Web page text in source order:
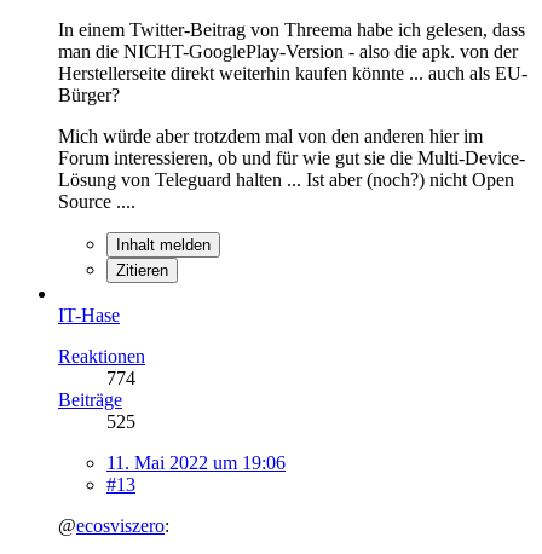
In einem Twitter-Beitrag von Threema habe ich gelesen, dass
man die NICHT-GooglePlay-Version - also die apk. von der
Herstellerseite direkt weiterhin kaufen könnte ... auch als EU-
Bürger?
Mich würde aber trotzdem mal von den anderen hier im
Forum interessieren, ob und für wie gut sie die Multi-Device-
Lösung von Teleguard halten ... Ist aber (noch?) nicht Open
Source ....
Inhalt melden
Zitieren
IT-Hase
Reaktionen
774
Beiträge
525
11. Mai 2022 um 19:06
#13
@ecosviszero: